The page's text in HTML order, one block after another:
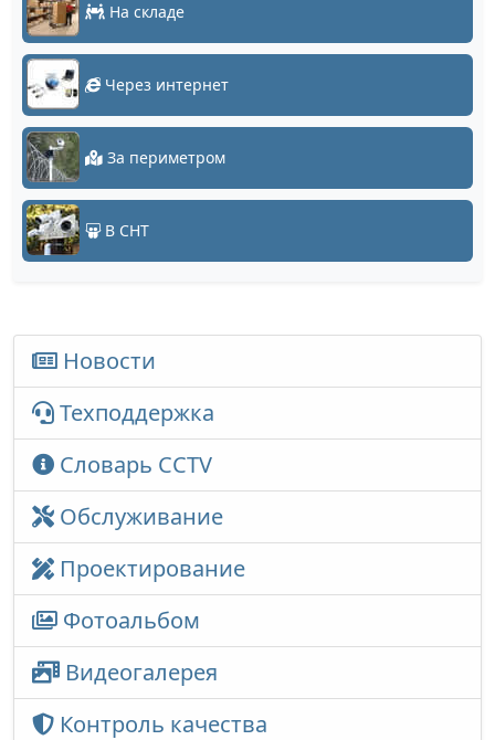
На складе
Через интернет
За периметром
В СНТ
Новости
Техподдержка
Словарь CCTV
Обслуживание
Проектирование
Фотоальбом
Видеогалерея
Контроль качества